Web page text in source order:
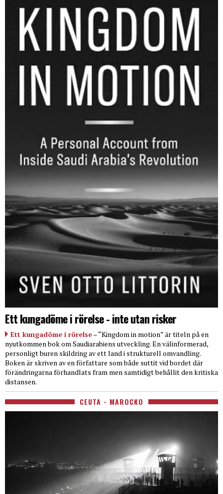
Ett kungadöme i rörelse - inte utan risker
Ett kungadöme i rörelse– “Kingdom in motion” är titeln på en
nyutkommen bok om Saudiarabiens utveckling. En välinformerad,
personligt buren skildring av ett land i strukturell omvandling.
Boken är skriven av en författare som både suttit vid bordet där
förändringarna förhandlats fram men samtidigt behållit den kritiska
distansen.
CEUTA - MAROCKO